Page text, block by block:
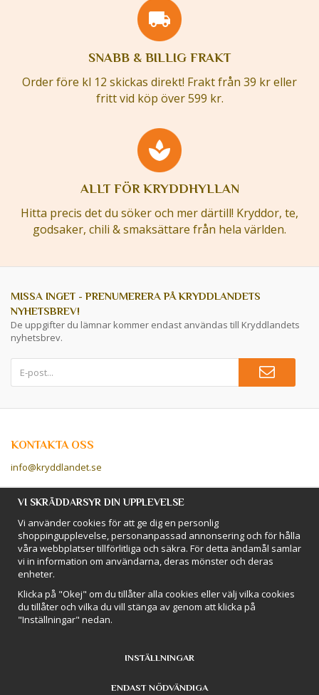
SNABB & BILLIG FRAKT
Order före kl 12 skickas direkt! Frakt från 39 kr eller
fritt vid köp över 599 kr.
ALLT FÖR KRYDDHYLLAN
Hitta precis det du söker och mer därtill! Kryddor, te,
godsaker, chili & smaksättare från hela världen.
MISSA INGET - PRENUMERERA PÅ KRYDDLANDETS
NYHETSBREV!
De uppgifter du lämnar kommer endast användas till Kryddlandets
nyhetsbrev.
KONTAKTA OSS
info@kryddlandet.se
Följ oss på Facebook!
Följ oss på Instagram!
BETALSÄTT
Hos Kryddlandet handlar du tryggt & säkert - och betalar enkelt med
kort, Klarna eller swish!
VI SKRÄDDARSYR DIN UPPLEVELSE
Vi använder cookies för att ge dig en personlig
shoppingupplevelse, personanpassad annonsering och för hålla
våra webbplatser tillförlitliga och säkra. För detta ändamål samlar
vi in information om användarna, deras mönster och deras
enheter.
Klicka på "Okej" om du tillåter alla cookies eller välj vilka cookies
du tillåter och vilka du vill stänga av genom att klicka på
"Inställningar" nedan.
INSTÄLLNINGAR
ENDAST NÖDVÄNDIGA